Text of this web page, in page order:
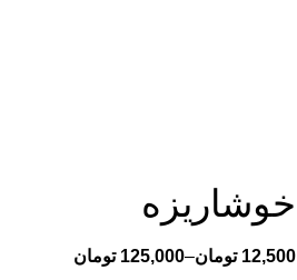
خوشاریزه
12,500 تومان–
125,000 تومان